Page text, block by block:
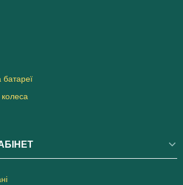
батареї